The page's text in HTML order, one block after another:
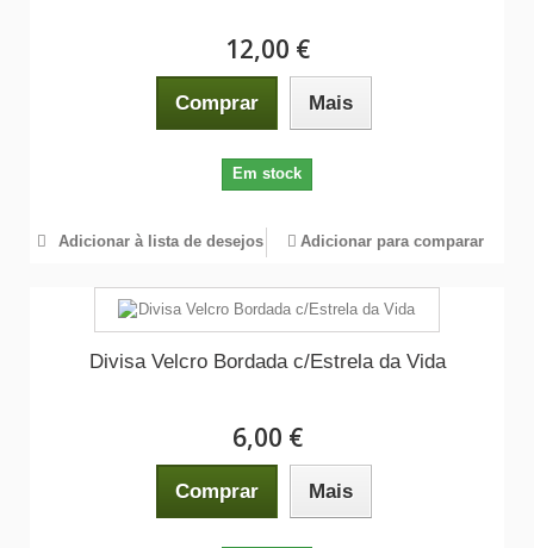
12,00 €
Comprar Mais
Em stock
Adicionar à lista de desejos Adicionar para comparar
Divisa Velcro Bordada c/Estrela da Vida
6,00 €
Comprar Mais